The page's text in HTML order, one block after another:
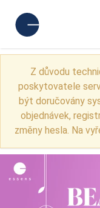
Z důvodu
poskytovatele
být doručovány
objednávek,
změny hesla. Na